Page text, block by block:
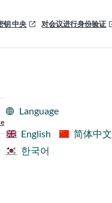
钥 中央 对会议进行身份验证
Language
English
简体中文
한국어